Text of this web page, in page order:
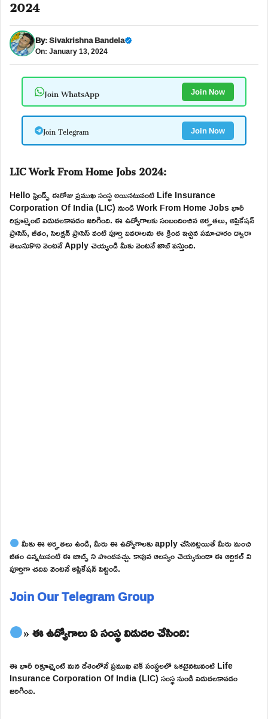
By:Sivakrishna Bandela
On: January 13, 2024
Join WhatsApp Join Now
Join Telegram Join Now
LIC Work From Home Jobs 2024:
Hello ఫ్రెండ్స్ ఈరోజు ప్రముఖ సంస్థ అయినటువంటి Life Insurance
Corporation Of India (LIC) నుండి Work From Home Jobs భారీ
రిక్రూట్మెంట్ విడుదలకావడం జరిగింది. ఈ ఉద్యోగాలకు సంబందించిన అర్హతలు, అప్లికేషన్
ప్రాసెస్, జీతం, సెలక్షన్ ప్రాసెస్ వంటి పూర్తి వివరాలను ఈ క్రింద ఇచ్చిన సమాచారం ద్వారా
తెలుసుకొని వెంటనే Apply చెయ్యండి మీకు వెంటనే జాబ్ వస్తుంది.
మీకు ఈ అర్హతలు ఉండి, మీరు ఈ ఉద్యోగాలకు apply చేసినట్లయితే మీరు మంచి
జీతం ఉన్నటువంటి ఈ జాబ్స్ ని పొందవచ్చు. కావున ఆలస్యం చెయ్యకుండా ఈ ఆర్టికల్ ని
పూర్తిగా చదివి వెంటనే అప్లికేషన్ పెట్టండి.
Join Our Telegram Group
» ఈ ఉద్యోగాలు ఏ సంస్థ విడుదల చేసింది:
ఈ భారీ రిక్రూట్మెంట్ మన దేశంలోనే ప్రముఖ టెక్ సంస్థలలో ఒకటైనటువంటి Life
Insurance Corporation Of India (LIC) సంస్థ నుండి విడుదలకావడం
జరిగింది.